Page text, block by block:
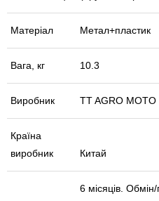
Матеріал Метал+пластик
Вага, кг 10.3
Виробник TT AGRO MOTO
Країна
виробник
Китай
6 місяців.